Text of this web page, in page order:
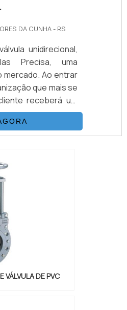
DA CUNHA - RS
unidirecional,
Precisa, uma
Ao entrar
que mais se
receberá um
sanar eventuais
produto a ser
é por válvula
Precisa o cliente
custo-benefício e
VÁLVULA DE PVC